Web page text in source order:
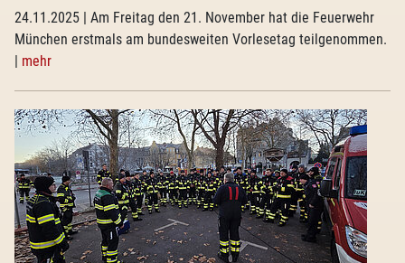
24.11.2025 | Am Freitag den 21. November hat die Feuerwehr
München erstmals am bundesweiten Vorlesetag teilgenommen.
| mehr